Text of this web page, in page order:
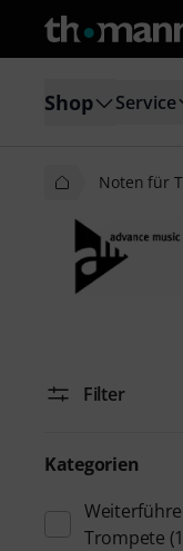
Shop Service
Noten für
Filter
Kategorien
Trompete